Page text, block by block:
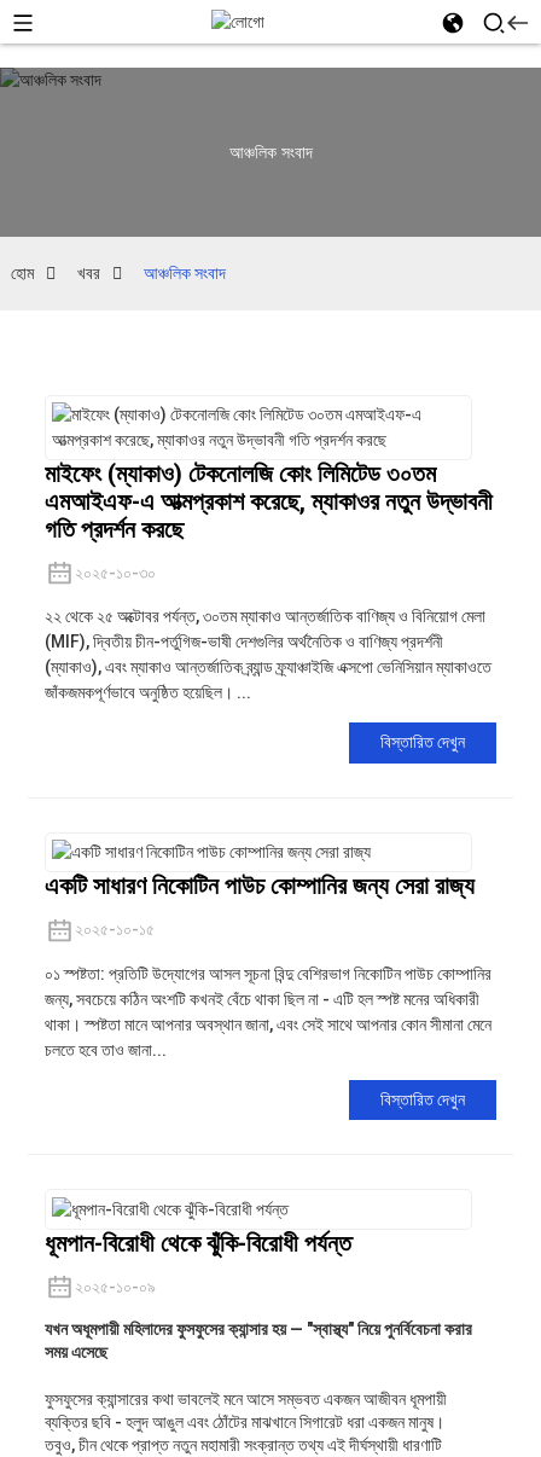
আঞ্চলিক সংবাদ
হোম খবর আঞ্চলিক সংবাদ
মাইফেং (ম্যাকাও) টেকনোলজি কোং লিমিটেড ৩০তম
এমআইএফ-এ আত্মপ্রকাশ করেছে, ম্যাকাওর নতুন উদ্ভাবনী
গতি প্রদর্শন করছে
২০২৫-১০-৩০
২২ থেকে ২৫ অক্টোবর পর্যন্ত, ৩০তম ম্যাকাও আন্তর্জাতিক বাণিজ্য ও বিনিয়োগ মেলা
(MIF), দ্বিতীয় চীন-পর্তুগিজ-ভাষী দেশগুলির অর্থনৈতিক ও বাণিজ্য প্রদর্শনী
(ম্যাকাও), এবং ম্যাকাও আন্তর্জাতিক ব্র্যান্ড ফ্র্যাঞ্চাইজি এক্সপো ভেনিসিয়ান ম্যাকাওতে
জাঁকজমকপূর্ণভাবে অনুষ্ঠিত হয়েছিল। ...
বিস্তারিত দেখুন
একটি সাধারণ নিকোটিন পাউচ কোম্পানির জন্য সেরা রাজ্য
২০২৫-১০-১৫
০১ স্পষ্টতা: প্রতিটি উদ্যোগের আসল সূচনা বিন্দু বেশিরভাগ নিকোটিন পাউচ কোম্পানির
জন্য, সবচেয়ে কঠিন অংশটি কখনই বেঁচে থাকা ছিল না - এটি হল স্পষ্ট মনের অধিকারী
থাকা। স্পষ্টতা মানে আপনার অবস্থান জানা, এবং সেই সাথে আপনার কোন সীমানা মেনে
চলতে হবে তাও জানা...
বিস্তারিত দেখুন
ধূমপান-বিরোধী থেকে ঝুঁকি-বিরোধী পর্যন্ত
২০২৫-১০-০৯
যখন অধূমপায়ী মহিলাদের ফুসফুসের ক্যান্সার হয় — "স্বাস্থ্য" নিয়ে পুনর্বিবেচনা করার
সময় এসেছে
ফুসফুসের ক্যান্সারের কথা ভাবলেই মনে আসে সম্ভবত একজন আজীবন ধূমপায়ী
ব্যক্তির ছবি - হলুদ আঙুল এবং ঠোঁটের মাঝখানে সিগারেট ধরা একজন মানুষ।
তবুও, চীন থেকে প্রাপ্ত নতুন মহামারী সংক্রান্ত তথ্য এই দীর্ঘস্থায়ী ধারণাটি